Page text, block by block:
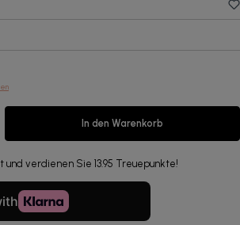
Wert ein oder benutze die Schaltflächen um die Anzahl zu erhöhen oder
In den Warenkorb
und verdienen Sie 13.95 Treuepunkte!